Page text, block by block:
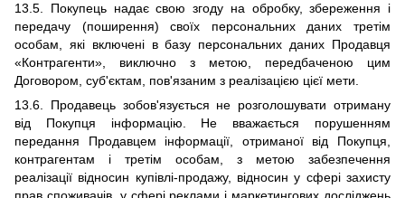
13.5. Покупець надає свою згоду на обробку, збереження і
передачу (поширення) своїх персональних даних третім
особам, які включені в базу персональних даних Продавця
«Контрагенти», виключно з метою, передбаченою цим
Договором, суб'єктам, пов'язаним з реалізацією цієї мети.
13.6. Продавець зобов'язується не розголошувати отриману
від Покупця інформацію. Не вважається порушенням
передання Продавцем інформації, отриманої від Покупця,
контрагентам і третім особам, з метою забезпечення
реалізації відносин купівлі-продажу, відносин у сфері захисту